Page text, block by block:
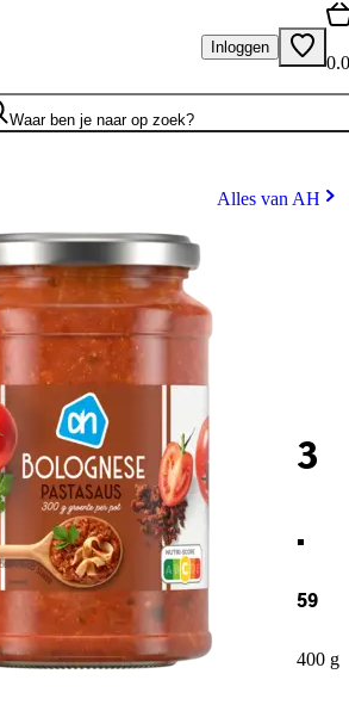
Inloggen
Waar ben je naar op zoek?
Alles van AH
3
.
59
400 g